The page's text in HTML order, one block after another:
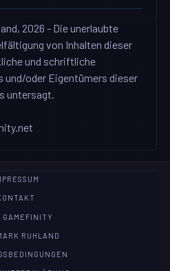
2026 - Die unerlaubte
von Inhalten dieser
und schriftliche
und/oder Eigentümers dieser
untersagt.
GAMEFINITY
RUHLAND